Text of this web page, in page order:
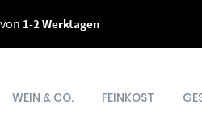
1-2 Werktagen
WEIN & CO. FEINKOST